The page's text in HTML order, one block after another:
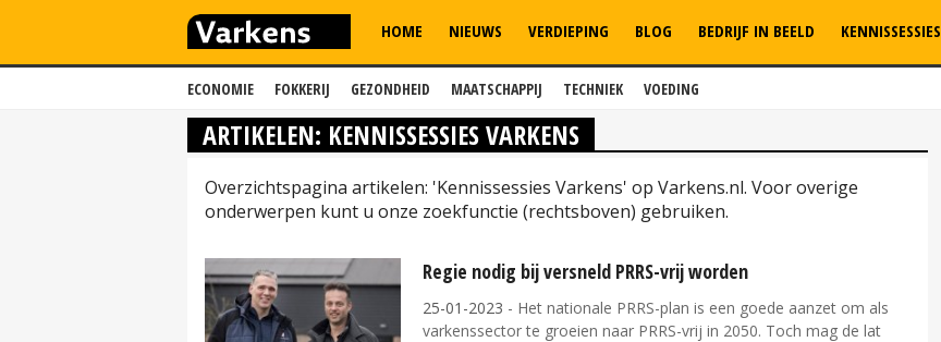
ECONOMIE FOKKERIJ GEZONDHEID MAATSCHAPPIJ TECHNIEK VOEDING
HOME NIEUWS VERDIEPING BLOG BEDRIJF IN BEELD KENNISSESSIES
ARTIKELEN: KENNISSESSIES VARKENS
Overzichtspagina artikelen: 'Kennissessies Varkens' op Varkens.nl. Voor overige
onderwerpen kunt u onze zoekfunctie (rechtsboven) gebruiken.
Regie nodig bij versneld PRRS-vrij worden
25-01-2023 - Het nationale PRRS-plan is een goede aanzet om als
varkenssector te groeien naar PRRS-vrij in 2050. Toch mag de lat